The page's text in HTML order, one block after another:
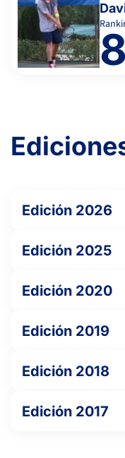
8
Edición 2026
Edición 2025
Edición 2020
Edición 2019
Edición 2018
Edición 2017